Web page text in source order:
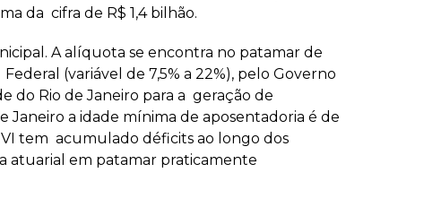
da cifra de R$ 1,4 bilhão.
A alíquota se encontra no patamar de
(variável de 7,5% a 22%), pelo Governo
do Rio de Janeiro para a geração de
a idade mínima de aposentadoria é de
tem acumulado déficits ao longo dos
atuarial em patamar praticamente